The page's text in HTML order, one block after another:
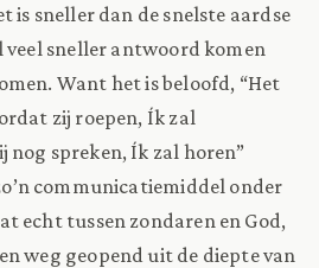
is sneller dan de snelste aardse
veel sneller antwoord komen
Want het is beloofd, “Het
zij roepen, Ík zal
spreken, Ík zal horen”
communicatiemiddel onder
echt tussen zondaren en God,
weg geopend uit de diepte van